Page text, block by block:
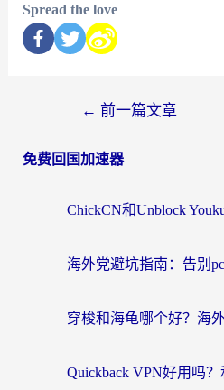
Spread the love
← 前一篇文章
免费回国加速器